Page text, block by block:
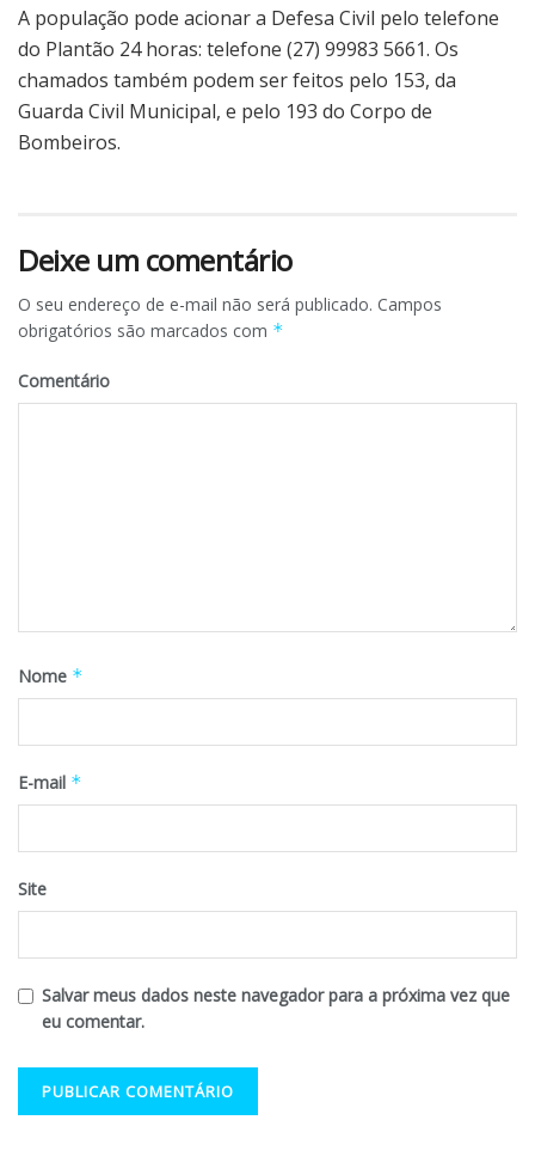
A população pode acionar a Defesa Civil pelo telefone
do Plantão 24 horas: telefone (27) 99983 5661. Os
chamados também podem ser feitos pelo 153, da
Guarda Civil Municipal, e pelo 193 do Corpo de
Bombeiros.
Deixe um comentário
O seu endereço de e-mail não será publicado. Campos
obrigatórios são marcados com *
Comentário
Nome *
E-mail *
Site
Salvar meus dados neste navegador para a próxima vez que
eu comentar.